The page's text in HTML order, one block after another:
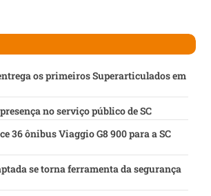
os primeiros Superarticulados em
no serviço público de SC
36 ônibus Viaggio G8 900 para a SC
se torna ferramenta da segurança